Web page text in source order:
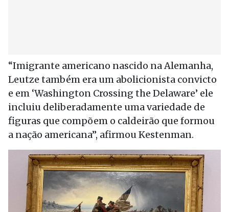
“Imigrante americano nascido na Alemanha,
Leutze também era um abolicionista convicto
e em ‘Washington Crossing the Delaware’ ele
incluiu deliberadamente uma variedade de
figuras que compõem o caldeirão que formou
a nação americana”, afirmou Kestenman.